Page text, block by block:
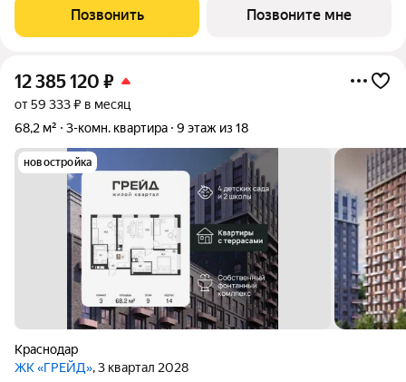
класса. Никогда неоклассика не была представлена в
краснодарской архитектуре с таким
Позвонить Позвоните мне
12 385 120 ₽
от 59 333 ₽ в месяц
68,2 м²
3-комн. квартира 9 этаж из 18
новостройка
Краснодар
ЖК «ГРЕЙД», 3 квартал 2028